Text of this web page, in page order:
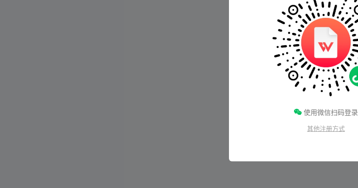
使用微信扫码登录
其他注册方式